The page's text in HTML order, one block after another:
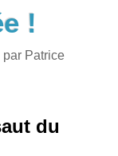
!
Patrice
du